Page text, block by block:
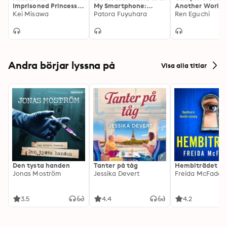
Imprisoned Princess
Dreams of Another
Imprisoned Princess
Kei Misawa
My Smartphone:
Volume 1: In Another
Smartphone, Book 1
Patora Fuyuhara
Another World
My Absurd Skill:
Steak and the
Ren Eguchi
Andra börjar lyssna på Visa alla titlar
Den tysta handen
Jonas Moström
3.5
Tanter på tåg
Jessika Devert
4.4
Hembiträdet
Freida
4.2